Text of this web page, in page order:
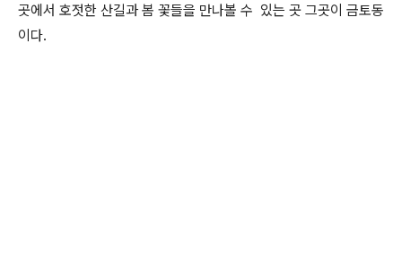
곳에서 호젓한 산길과 봄 꽃들을 만나볼 수 있는 곳 그곳이 금토동
이다.